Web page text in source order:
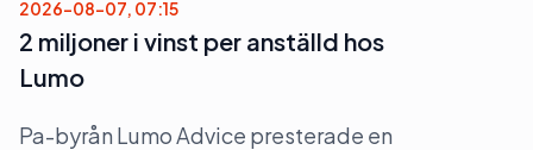
2026-08-07, 07:15
2 miljoner i vinst per anställd hos
Lumo
Pa-byrån Lumo Advice presterade en